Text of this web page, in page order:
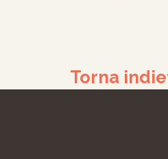
Torna